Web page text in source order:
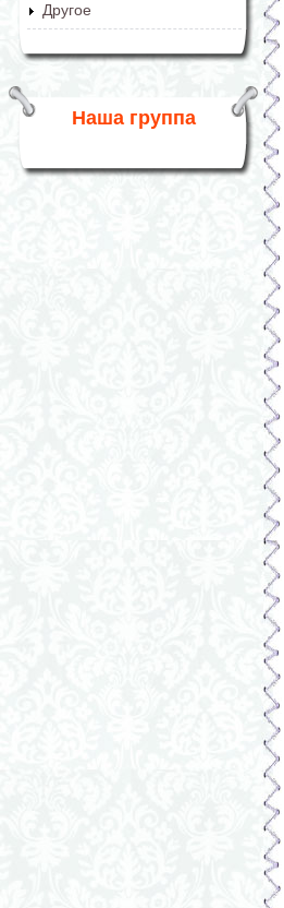
Другое
Наша группа